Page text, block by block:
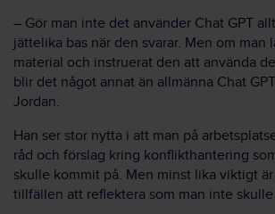
– Gör man inte det använder Chat GPT
jättelika bas när den svarar. Men om man
material och instruerat den att använda
blir det något annat än allmänna Chat
Jordan.
Han ser stor nytta i att man på
råd och förslag kring konflikthantering
skulle kommit på. Men minst lika viktigt
tillfällen att reflektera som man inte skulle